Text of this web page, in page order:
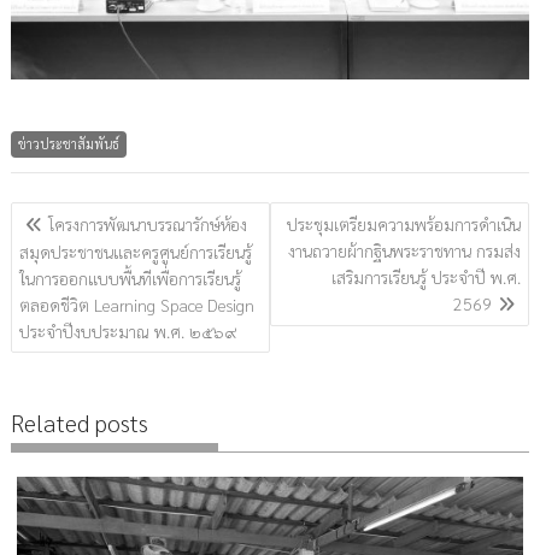
ข่าวประชาสัมพันธ์
แนะแนว
เรื่อง
โครงการพัฒนาบรรณารักษ์ห้อง
สมุดประชาชนและครูศูนย์การเรียนรู้
ในการออกแบบพื้นทีเพื่อการเรียนรู้
ตลอดชีวิต Learning Space Design
ประจำปีงบประมาณ พ.ศ. ๒๕๖๙
ประชุมเตรียมความพร้อมการดำเนิน
งานถวายผ้ากฐินพระราชทาน กรมส่ง
เสริมการเรียนรู้ ประจำปี พ.ศ.
2569
Related posts